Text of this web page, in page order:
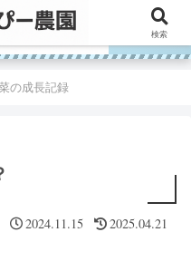
の成長記録
2024.11.15 2025.04.21
検索